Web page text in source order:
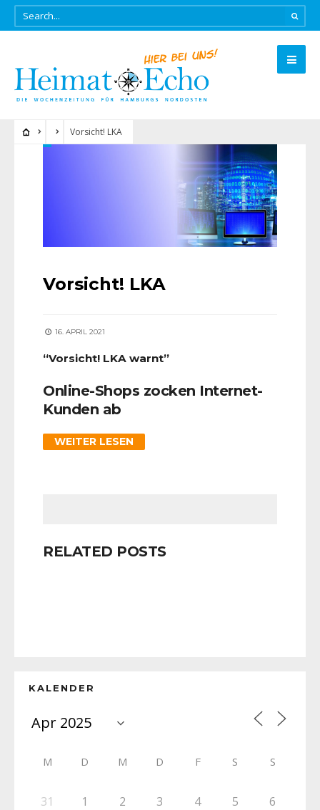
Vorsicht! LKA
Vorsicht! LKA
16. APRIL 2021
“Vorsicht! LKA warnt”
Online-Shops zocken Internet-
Kunden ab
WEITER LESEN
RELATED POSTS
KALENDER
M D M D F S S
31 1 2 3 4 5 6